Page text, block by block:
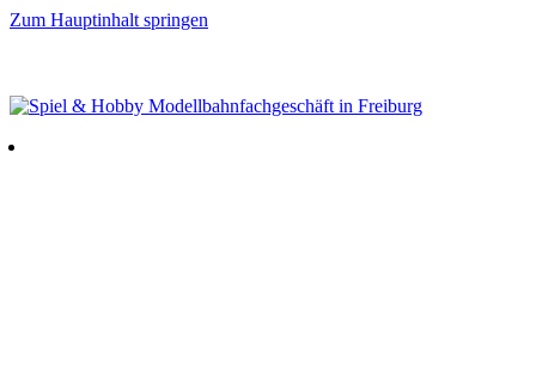
Zum Hauptinhalt springen